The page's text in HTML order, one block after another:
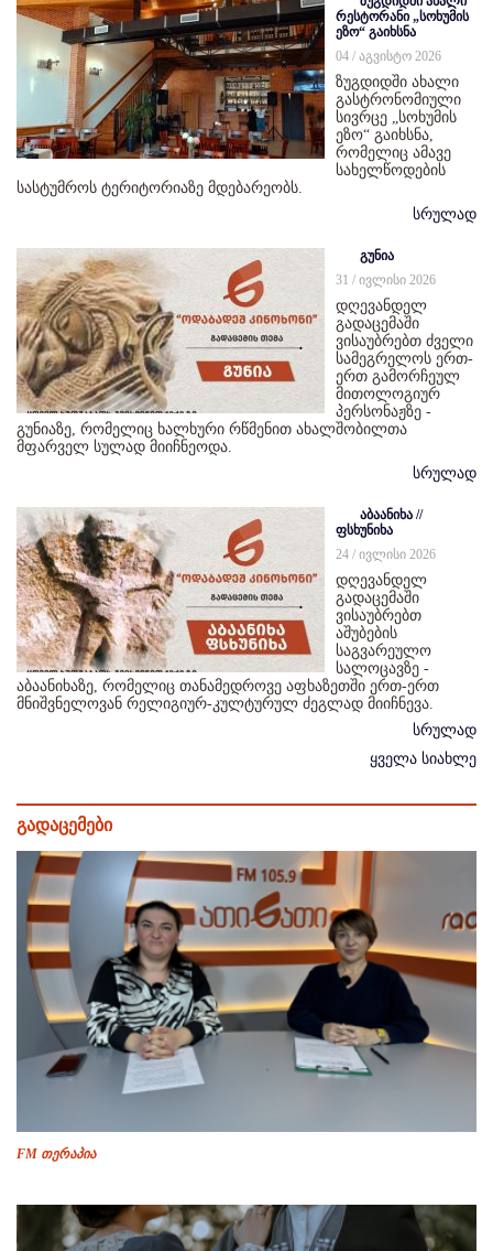
რესტორანი „სოხუმის
ეზო“ გაიხსნა
04 / აგვისტო 2026
ზუგდიდში ახალი
გასტრონომიული
სივრცე „სოხუმის
ეზო“ გაიხსნა,
რომელიც ამავე
სახელწოდების
სასტუმროს ტერიტორიაზე მდებარეობს.
სრულად
გუნია
31 / ივლისი 2026
დღევანდელ
გადაცემაში
ვისაუბრებთ ძველი
სამეგრელოს ერთ-
ერთ გამორჩეულ
მითოლოგიურ
პერსონაჟზე -
გუნიაზე, რომელიც ხალხური რწმენით ახალშობილთა
მფარველ სულად მიიჩნეოდა.
სრულად
აბაანიხა //
ფსხუნიხა
24 / ივლისი 2026
დღევანდელ
გადაცემაში
ვისაუბრებთ
აშუბების
საგვარეულო
სალოცავზე -
აბაანიხაზე, რომელიც თანამედროვე აფხაზეთში ერთ-ერთ
მნიშვნელოვან რელიგიურ-კულტურულ ძეგლად მიიჩნევა.
სრულად
ყველა სიახლე
გადაცემები
FM თერაპია